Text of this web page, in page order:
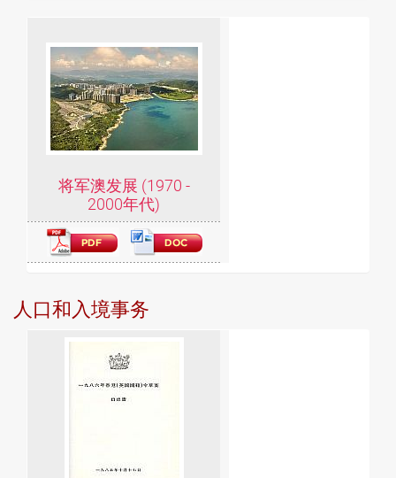
将军澳发展 (1970 -
2000年代)
人口和入境事务